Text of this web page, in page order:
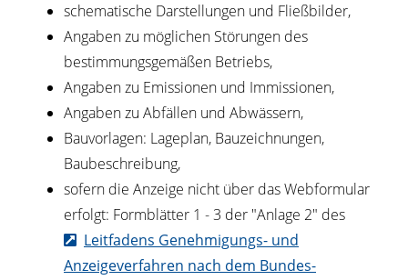
schematische Darstellungen und Fließbilder,
Angaben zu möglichen Störungen des
bestimmungsgemäßen Betriebs,
Angaben zu Emissionen und Immissionen,
Angaben zu Abfällen und Abwässern,
Bauvorlagen: Lageplan, Bauzeichnungen,
Baubeschreibung,
sofern die Anzeige nicht über das Webformular
erfolgt: Formblätter 1 - 3 der "Anlage 2" des
Leitfadens Genehmigungs- und
Anzeigeverfahren nach dem Bundes-